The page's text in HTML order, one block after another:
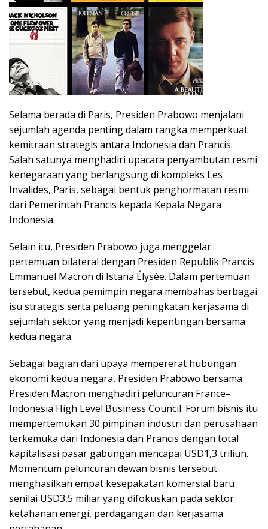
Selama berada di Paris, Presiden Prabowo menjalani
sejumlah agenda penting dalam rangka memperkuat
kemitraan strategis antara Indonesia dan Prancis.
Salah satunya menghadiri upacara penyambutan resmi
kenegaraan yang berlangsung di kompleks Les
Invalides, Paris, sebagai bentuk penghormatan resmi
dari Pemerintah Prancis kepada Kepala Negara
Indonesia.
Selain itu, Presiden Prabowo juga menggelar
pertemuan bilateral dengan Presiden Republik Prancis
Emmanuel Macron di Istana Élysée. Dalam pertemuan
tersebut, kedua pemimpin negara membahas berbagai
isu strategis serta peluang peningkatan kerjasama di
sejumlah sektor yang menjadi kepentingan bersama
kedua negara.
Sebagai bagian dari upaya mempererat hubungan
ekonomi kedua negara, Presiden Prabowo bersama
Presiden Macron menghadiri peluncuran France–
Indonesia High Level Business Council. Forum bisnis itu
mempertemukan 30 pimpinan industri dan perusahaan
terkemuka dari Indonesia dan Prancis dengan total
kapitalisasi pasar gabungan mencapai USD1,3 triliun.
Momentum peluncuran dewan bisnis tersebut
menghasilkan empat kesepakatan komersial baru
senilai USD3,5 miliar yang difokuskan pada sektor
ketahanan energi, perdagangan dan kerjasama